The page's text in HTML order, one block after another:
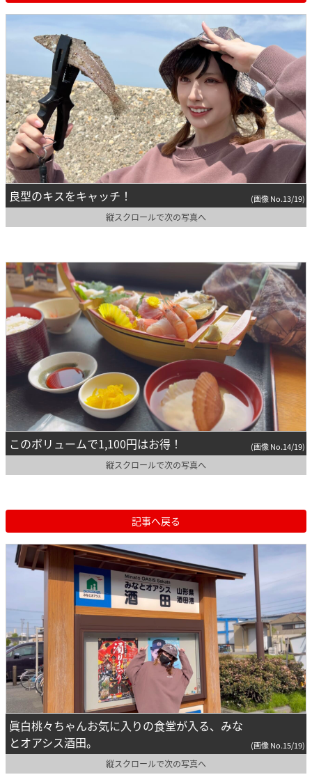
良型のキスをキャッチ！ (画像 No.13/19)
縦スクロールで次の写真へ
このボリュームで1,100円はお得！ (画像 No.14/19)
縦スクロールで次の写真へ
記事へ戻る
眞白桃々ちゃんお気に入りの食堂が入る、みな
とオアシス酒田。
(画像 No.15/19)
縦スクロールで次の写真へ